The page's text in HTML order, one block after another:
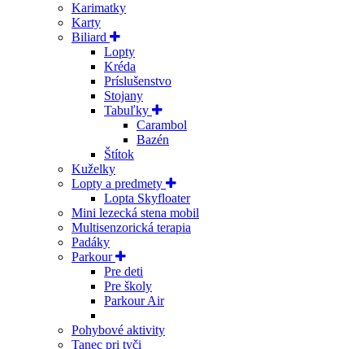
Karimatky
Karty
Biliard
Lopty
Kréda
Príslušenstvo
Stojany
Tabuľky
Carambol
Bazén
Štítok
Kuželky
Lopty a predmety
Lopta Skyfloater
Mini lezecká stena mobil
Multisenzorická terapia
Padáky
Parkour
Pre deti
Pre školy
Parkour Air
Pohybové aktivity
Tanec pri tyči